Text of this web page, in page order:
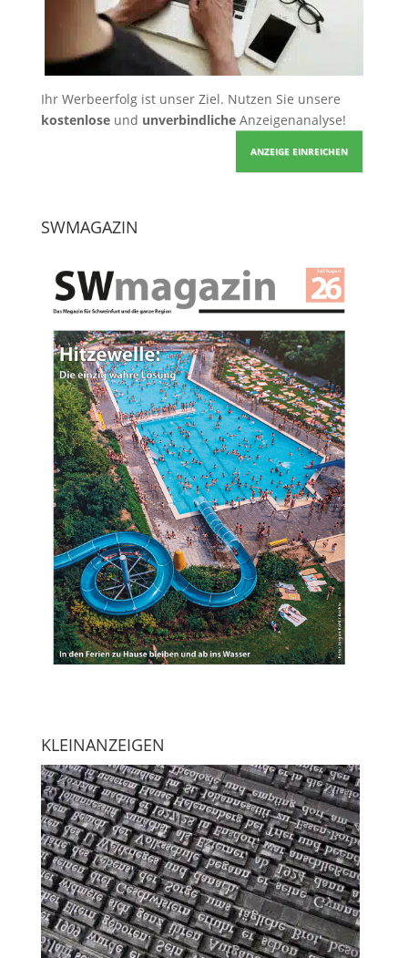
Ihr Werbeerfolg ist unser Ziel. Nutzen Sie unsere
kostenloseund unverbindlicheAnzeigenanalyse!
ANZEIGE EINREICHEN
SWMAGAZIN
KLEINANZEIGEN